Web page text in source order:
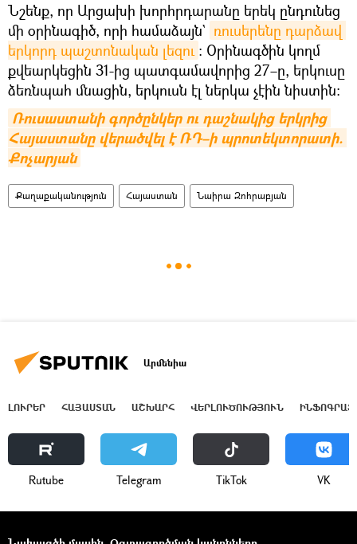
Նշենք, որ Արցախի խորհրդարանը երեկ ընդունեց
մի օրինագիծ, որի համաձայն` ռուսերենը դարձավ
երկորդ պաշտոնական լեզու : Օրինագծին կողմ
քվեարկեցին 31-ից պատգամավորից 27–ը, երկուսը
ձեռնպահ մնացին, երկուսն էլ ներկա չէին նիստին։
Ռուսաստանի գործընկեր ու դաշնակից երկրից
Հայաստանը վերածվել է ՌԴ–ի պրոտեկտորատի.
Քոչարյան
Քաղաքականություն Հայաստան Նաիրա Զոհրաբյան
Արմենիա
ԼՈՒՐԵՐ ՀԱՅԱՍՏԱՆ ԱՇԽԱՐՀ ՎԵՐԼՈՒԾՈՒԹՅՈՒՆ
Rutube Telegram ТikТоk VK